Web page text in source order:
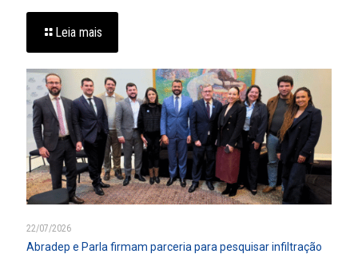
Leia mais
22/07/2026
Abradep e Parla firmam parceria para pesquisar infiltração